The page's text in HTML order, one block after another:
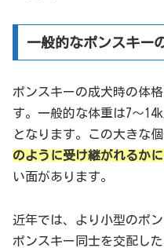
一般的なポンスキー
ポンスキーの成犬時の体
す。一般的な体重は7～
となります。この大きな個
のように受け継がれるか
い面があります。
近年では、より小型のポ
ポンスキー同士を交配し